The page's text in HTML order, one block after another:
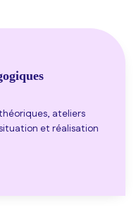
ateliers
et réalisation